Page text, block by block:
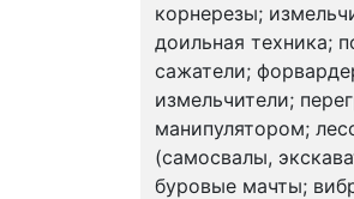
корнерезы;
доильная техника;
сажатели;
измельчители;
манипулятором;
(самосвалы,
буровые мачты;